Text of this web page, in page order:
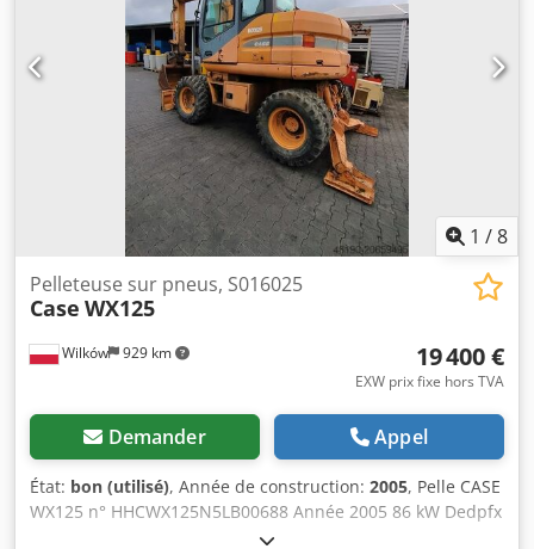
1 /8
Wilków 929 km
Pelleteuse sur pneus, S016025
Case WX125
19 400 €
EXW prix fixe hors TVA
Demander Appel
État: bon (utilisé), Année de construction: 2005, Pelle CASE
WX125 n° HHCWX125N5LB00688 Année 2005 86 kW Dedpfx
Apsx Atliocskr 9786 h un seul godet poids : 13 t Sans